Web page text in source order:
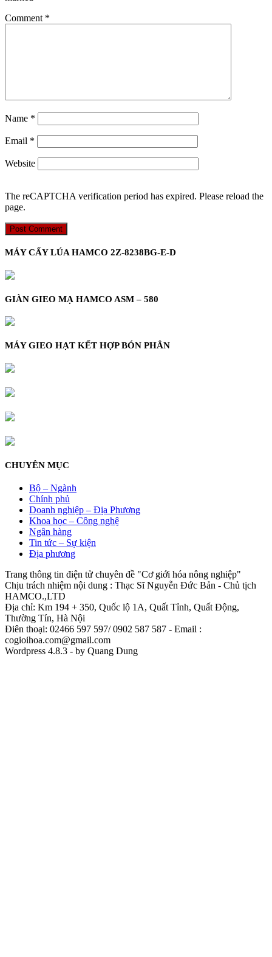
Comment *
Name *
Email *
Website
The reCAPTCHA verification period has expired. Please reload the
page.
MÁY CẤY LÚA HAMCO 2Z-8238BG-E-D
GIÀN GIEO MẠ HAMCO ASM – 580
MÁY GIEO HẠT KẾT HỢP BÓN PHÂN
CHUYÊN MỤC
Bộ – Ngành
Chính phủ
Doanh nghiệp – Địa Phương
Khoa học – Công nghệ
Ngân hàng
Tin tức – Sự kiện
Địa phương
Trang thông tin điện tử chuyên đề "Cơ giới hóa nông nghiệp"
Chịu trách nhiệm nội dung : Thạc Sĩ Nguyễn Đức Bản - Chủ tịch
HAMCO.,LTD
Địa chỉ: Km 194 + 350, Quốc lộ 1A, Quất Tỉnh, Quất Động,
Thường Tín, Hà Nội
Điên thoại: 02466 597 597/ 0902 587 587 - Email :
cogioihoa.com@gmail.com
Wordpress 4.8.3 - by Quang Dung